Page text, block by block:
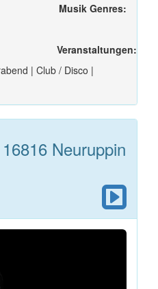
Musik Genres:
Veranstaltungen:
| Club / Disco |
Neuruppin